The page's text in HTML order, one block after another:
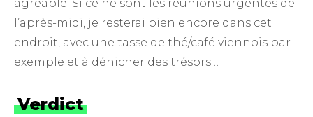
agréable. Si ce ne sont les réunions urgentes de
l’après-midi, je resterai bien encore dans cet
endroit, avec une tasse de thé/café viennois par
exemple et à dénicher des trésors…
Verdict